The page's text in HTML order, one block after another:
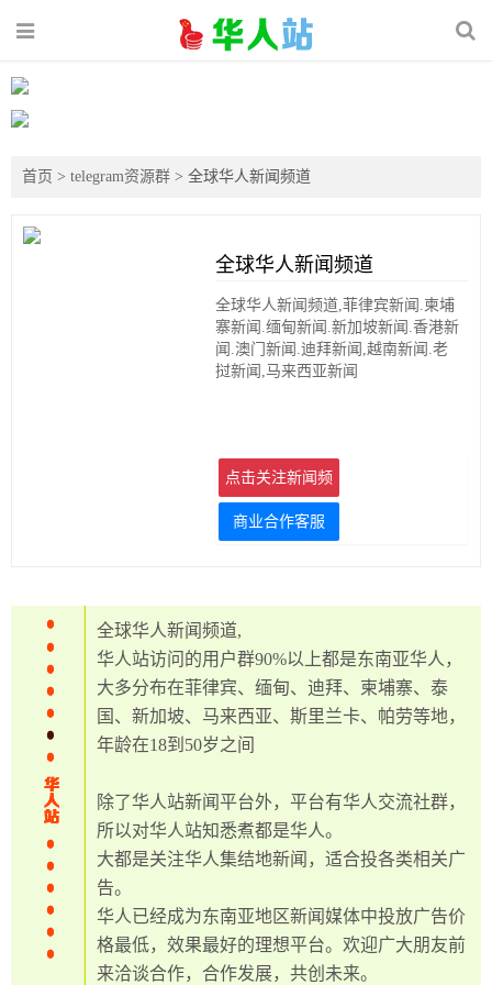
首页 > telegram资源群 > 全球华人新闻频道
全球华人新闻频道
全球华人新闻频道,菲律宾新闻.柬埔
寨新闻.缅甸新闻.新加坡新闻.香港新
闻.澳门新闻.迪拜新闻,越南新闻.老
挝新闻,马来西亚新闻
点击关注新闻频
道
商业合作客服
全球华人新闻频道,
华人站访问的用户群90%以上都是东南亚华人，
大多分布在菲律宾、缅甸、迪拜、柬埔寨、泰
国、新加坡、马来西亚、斯里兰卡、帕劳等地，
年龄在18到50岁之间
除了华人站新闻平台外，平台有华人交流社群，
所以对华人站知悉煮都是华人。
大都是关注华人集结地新闻，适合投各类相关广
告。
华人已经成为东南亚地区新闻媒体中投放广告价
格最低，效果最好的理想平台。欢迎广大朋友前
来洽谈合作，合作发展，共创未来。